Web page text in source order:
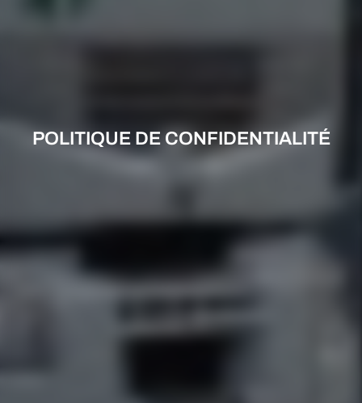
POLITIQUE DE CONFIDENTIALITÉ